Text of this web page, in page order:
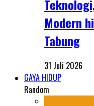
Modern
Tabung
31 Juli 2026
GAYA HIDUP
Random